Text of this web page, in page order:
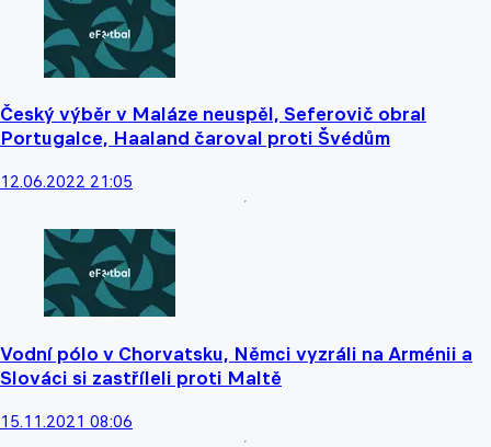
Český výběr v Maláze neuspěl, Seferovič obral
Portugalce, Haaland čaroval proti Švédům
12.06.2022 21:05
Vodní pólo v Chorvatsku, Němci vyzráli na Arménii a
Slováci si zastříleli proti Maltě
15.11.2021 08:06